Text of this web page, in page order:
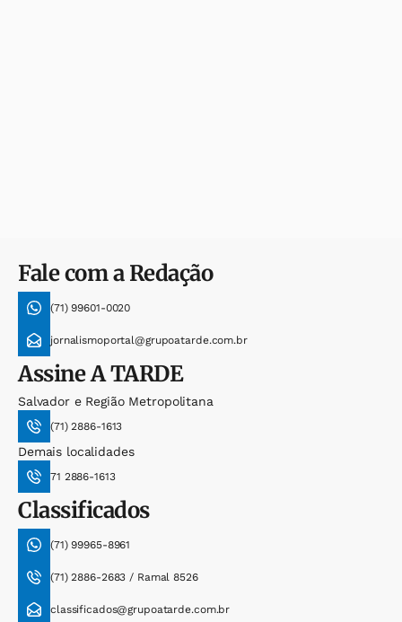
Fale com a Redação
(71) 99601-0020
jornalismoportal@grupoatarde.com.br
AssineA TARDE
Salvador e Região Metropolitana
(71) 2886-1613
Demais localidades
71 2886-1613
Classificados
(71) 99965-8961
(71) 2886-2683 / Ramal 8526
classificados@grupoatarde.com.br